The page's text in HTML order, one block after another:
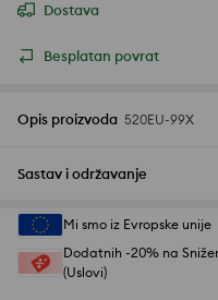
Dostava
Besplatan povrat
Opis proizvoda 520EU-99X
Sastav i održavanje
Mi smo iz Evropske unije
Dodatnih -20% na
(Uslovi)